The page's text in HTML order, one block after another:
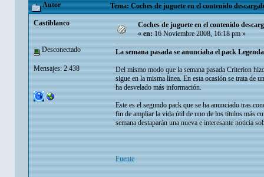
Autor Tema: Coches de juguete en el contenido
Castiblanco
Desconectado
Mensajes: 2.438
Coches de juguete en el contenido
«en:16 Noviembre 2008, 16:18 pm »
La semana pasada se anunciaba el pack
Del mismo modo que la semana pasada Criterion
sigue en la misma línea. En esta ocasión se trata de
ha desvelado más información.
Este es el segundo pack que se ha anunciado tras
fin de ampliar la vida útil de uno de los títulos más
semana destaparán una nueva e interesante noticia
Fuente